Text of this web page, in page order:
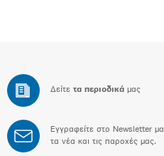
Δείτε τα περιοδικά μας
Εγγραφείτε στο Newsletter
τα νέα και τις παροχές μας.